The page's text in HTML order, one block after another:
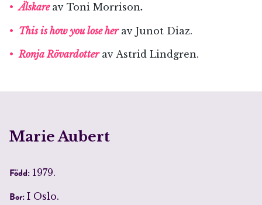
Älskare av Toni Morrison.
This is how you lose herav Junot Diaz.
Ronja Rövardotterav Astrid Lindgren.
Marie Aubert
Född: 1979.
Bor: I Oslo.